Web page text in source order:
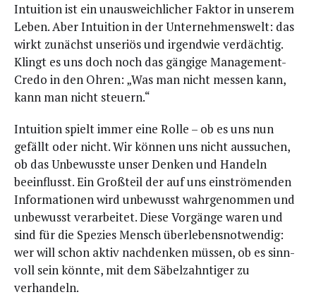
Intui­ti­on ist ein unaus­weich­li­cher Fak­tor in unse­rem
Leben. Aber Intui­ti­on in der Unter­neh­mens­welt: das
wirkt zunächst unse­ri­ös und irgend­wie ver­däch­tig.
Klingt es uns doch noch das gän­gi­ge Manage­ment-
Cre­do in den Ohren: „Was man nicht mes­sen kann,
kann man nicht steuern.“
Intui­ti­on spielt immer eine Rol­le – ob es uns nun
gefällt oder nicht. Wir kön­nen uns nicht aus­su­chen,
ob das Unbe­wuss­te unser Den­ken und Han­deln
beein­flusst. Ein Groß­teil der auf uns ein­strö­men­den
Infor­ma­tio­nen wird unbe­wusst wahr­ge­nom­men und
unbe­wusst ver­ar­bei­tet. Die­se Vor­gän­ge waren und
sind für die Spe­zi­es Mensch über­le­bens­not­wen­dig:
wer will schon aktiv nach­den­ken müs­sen, ob es sinn­
voll sein könn­te, mit dem Säbel­zahn­ti­ger zu
verhandeln.